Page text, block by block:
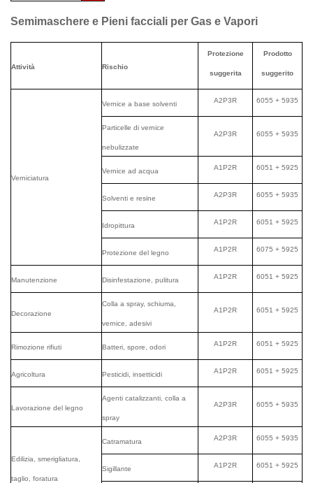
Semimaschere e Pieni facciali per Gas e Vapori
Attività Rischio
Protezione
suggerita
Prodotto
suggerito
Verniciatura
Vernice a base solventi A2P3R 6055 + 5935
Particelle di vernice
nebulizzate
A2P3R 6055 + 5935
Vernice ad acqua A1P2R 6051 + 5925
Solventi e resine A2P3R 6055 + 5935
Idropittura A1P2R 6051 + 5925
Protezione del legno A1P2R 6075 + 5925
Manutenzione Disinfestazione, pulitura A1P2R 6051 + 5925
Decorazione
Colla a spray, schiuma,
vernice, adesivi
A1P2R 6051 + 5925
Rimozione rifiuti Batteri, spore, odori A1P2R 6051 + 5925
Agricoltura Pesticidi, insetticidi A1P2R 6051 + 5925
Lavorazione del legno
Agenti catalizzanti, colla a
spray
A2P3R 6055 + 5935
Edilizia, smerigliatura,
taglio, foratura
Catramatura A2P3R 6055 + 5935
Sigillante A1P2R 6051 + 5925